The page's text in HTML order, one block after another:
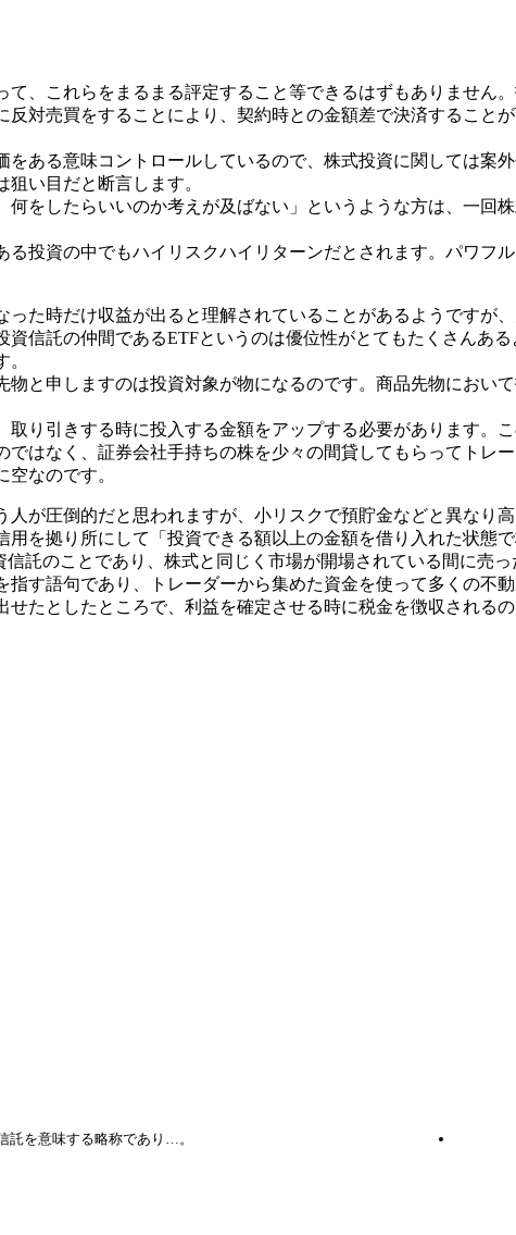
、これらをまるまる評定すること等できるはずもありません
対売買をすることにより、契約時との金額差で決済すること
をある意味コントロールしているので、株式投資に関しては案
い目だと断言します。
何をしたらいいのか考えが及ばない」というような方は、一
る投資の中でもハイリスクハイリターンだとされます。パワ
た時だけ収益が出ると理解されていることがあるようですが
信託の仲間であるETFというのは優位性がとてもたくさんあ
と申しますのは投資対象が物になるのです。商品先物におい
り引きする時に投入する金額をアップする必要があります。
はなく、証券会社手持ちの株を少々の間貸してもらってトレ
なのです。
人が圧倒的だと思われますが、小リスクで預貯金などと異なり
を拠り所にして「投資できる額以上の金額を借り入れた状態
託のことであり、株式と同じく市場が開場されている間に売
指す語句であり、トレーダーから集めた資金を使って多くの不
せたとしたところで、利益を確定させる時に税金を徴収される
託を意味する略称であり…。